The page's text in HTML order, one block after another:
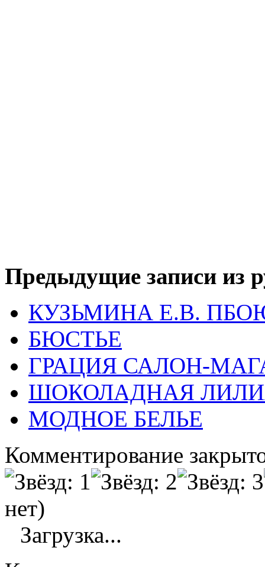
Предыдущие записи из
КУЗЬМИНА Е.В.
БЮСТЬЕ
ГРАЦИЯ САЛОН-
ШОКОЛАДНАЯ
МОДНОЕ БЕЛЬЕ
Комментирование
нет)
Загрузка...